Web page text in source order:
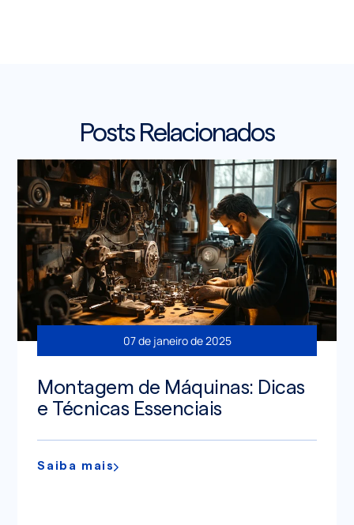
Posts Relacionados
07 de janeiro de 2025
Montagem de Máquinas: Dicas
e Técnicas Essenciais
Saiba mais